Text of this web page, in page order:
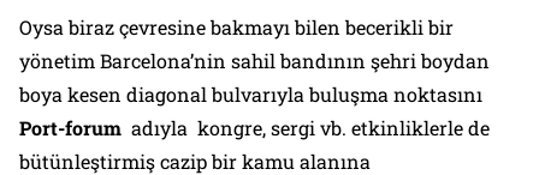
Oysa biraz çevresine bakmayı bilen becerikli bir
yönetim Barcelona’nin sahil bandının şehri boydan
boya kesen diagonal bulvarıyla buluşma noktasını
Port-forum adıyla kongre, sergi vb. etkinliklerle de
bütünleştirmiş cazip bir kamu alanına